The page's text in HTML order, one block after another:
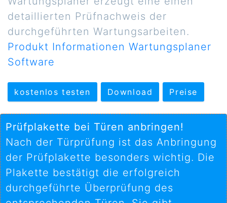
detaillierten Prüfnachweis der
durchgeführten Wartungsarbeiten.
Produkt Informationen Wartungsplaner
Software
kostenlos testen Download Preise
Prüfplakette bei Türen anbringen!
Nach der Türprüfung ist das Anbringung
der Prüfplakette besonders wichtig. Die
Plakette bestätigt die erfolgreich
durchgeführte Überprüfung des